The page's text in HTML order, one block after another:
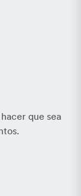
que sea